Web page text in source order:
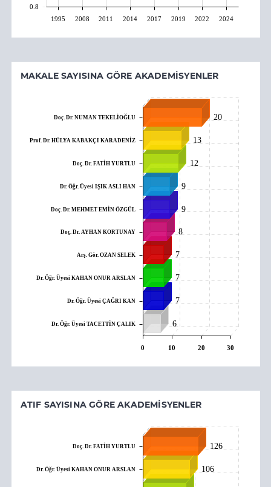
1995 2008 2011 2014 2017 2019 2022 2024
0.8
MAKALE SAYISINA GÖRE AKADEMISYENLER
20
13
12
9
9
8
7
7
7
6
Doç. Dr. NUMAN TEKELİOĞLU
Prof. Dr. HÜLYA KABAKÇI KARADENİZ
Doç. Dr. FATİH YURTLU
Dr. Öğr. Üyesi IŞIK ASLI HAN
Doç. Dr. MEHMET EMİN ÖZGÜL
Doç. Dr. AYHAN KORTUNAY
Arş. Gör. OZAN SELEK
Dr. Öğr. Üyesi KAHAN ONUR ARSLAN
Dr. Öğr. Üyesi ÇAĞRI KAN
Dr. Öğr. Üyesi TACETTİN ÇALIK
0 10 20 30
ATIF SAYISINA GÖRE AKADEMISYENLER
126
106
Doç. Dr. FATİH YURTLU
Dr. Öğr. Üyesi KAHAN ONUR ARSLAN